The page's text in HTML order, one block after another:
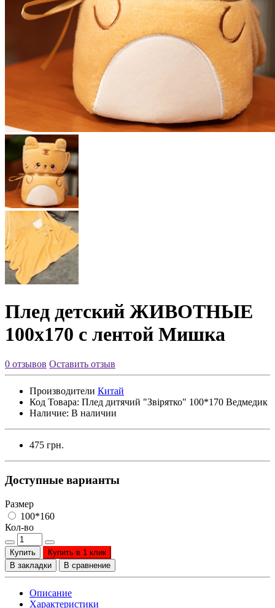
Плед детский ЖИВОТНЫЕ
100х170 с лентой Мишка
0 отзывов Оставить отзыв
Производители Китай
Код Товара: Плед дитячий "Звірятко" 100*170 Ведмедик
Наличие: В наличии
475 грн.
Доступные варианты
Размер
100*160
Кол-во
Купить
Купить в 1 клик
В закладки
В сравнение
Описание
Характеристики